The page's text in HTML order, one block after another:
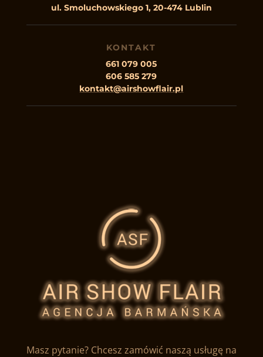
ul. Smoluchowskiego 1, 20-474 Lublin
KONTAKT
661 079 005
606 585 279
kontakt@airshowflair.pl
Masz pytanie? Chcesz zamówić naszą usługę na